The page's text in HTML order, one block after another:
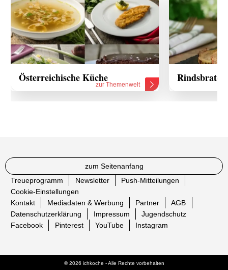
Österreichische Küche
zur Themenwelt
Rindsbraten
zum Seitenanfang
Treueprogramm
Newsletter
Push-Mitteilungen
Cookie-Einstellungen
Kontakt
Mediadaten & Werbung Partner
AGB
Datenschutzerklärung
Impressum
Jugendschutz
Facebook
Pinterest YouTube Instagram
© 2026 ichkoche - Alle Rechte vorbehalten